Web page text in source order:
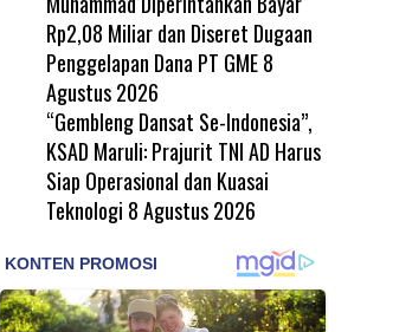
Rp2,08 Miliar dan Diseret Dugaan
Penggelapan Dana PT GME 8
Agustus 2026
“Gembleng Dansat Se-Indonesia”,
KSAD Maruli: Prajurit TNI AD Harus
Siap Operasional dan Kuasai
Teknologi 8 Agustus 2026